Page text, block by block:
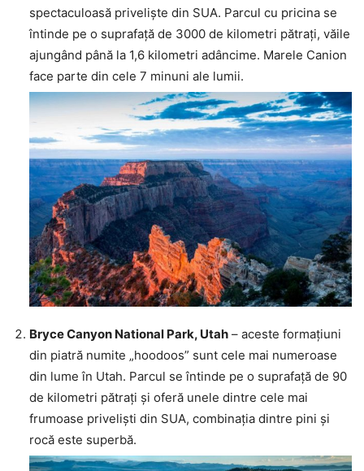
spectaculoasă priveliște din SUA. Parcul cu pricina se
întinde pe o suprafață de 3000 de kilometri pătrați, văile
ajungând până la 1,6 kilometri adâncime. Marele Canion
face parte din cele 7 minuni ale lumii.
Bryce Canyon National Park, Utah – aceste formațiuni
din piatră numite „hoodoos” sunt cele mai numeroase
din lume în Utah. Parcul se întinde pe o suprafață de 90
de kilometri pătrați și oferă unele dintre cele mai
frumoase priveliști din SUA, combinația dintre pini și
rocă este superbă.